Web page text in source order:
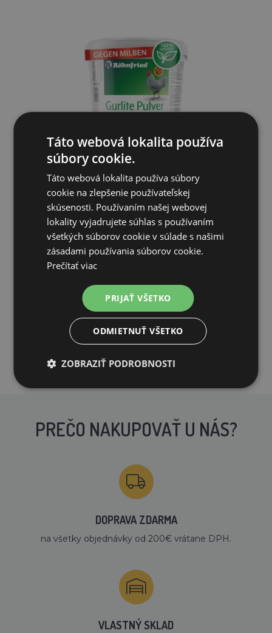
hmy...
Od 8,47€
PRIDAŤ DO KOŠÍKA
PREČO NAKUPOVAŤ U NÁS?
DOPRAVA ZDARMA
na všetky objednávky od 200€ vrátane DPH.
VLASTNÝ SKLAD
Táto webová lokalita používa
súbory cookie.
Táto webová lokalita používa súbory
cookie na zlepšenie používateľskej
skúsenosti. Používaním našej webovej
lokality vyjadrujete súhlas s používaním
všetkých súborov cookie v súlade s našimi
zásadami používania súborov cookie.
Prečítať viac
PRIJAŤ VŠETKO
ODMIETNUŤ VŠETKO
ZOBRAZIŤ PODROBNOSTI